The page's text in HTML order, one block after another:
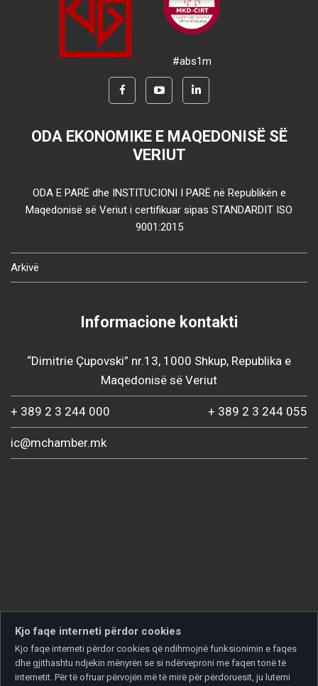
#abs1m
ODA EKONOMIKE E MAQEDONISË SË
VERIUT
ODA E PARË dhe INSTITUCIONI I PARË në Republikën e
Maqedonisë së Veriut i certifikuar sipas STANDARDIT ISO
9001:2015
Arkivë
Informacione kontakti
“Dimitrie Çupovski” nr.13, 1000 Shkup, Republika e
Maqedonisë së Veriut
+ 389 2 3 244 000 + 389 2 3 244 055
ic@mchamber.mk
Kjo faqe interneti përdor cookies
Kjo faqe interneti përdor cookies që ndihmojnë funksionimin e faqes
dhe gjithashtu ndjekin mënyrën se si ndërveproni me faqen tonë të
internetit. Për të ofruar përvojën më të mirë për përdoruesit, ju lutemi